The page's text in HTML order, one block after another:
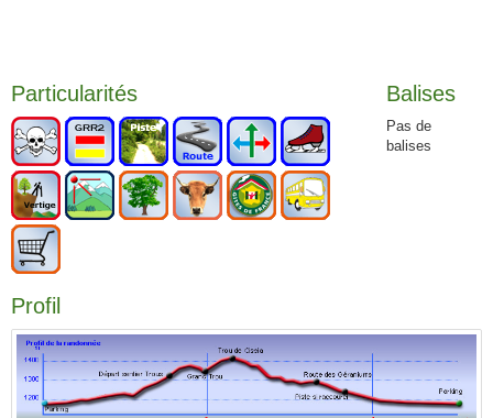
Particularités Balises
Pas de
balises
Profil